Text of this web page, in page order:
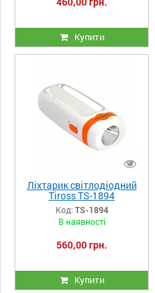
Купити
Ліхтарик світлодіодний
Tiross TS-1894
Код: TS-1894
В наявності
560,00 грн.
Купити